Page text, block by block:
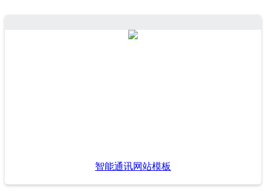
智能通讯网站模板